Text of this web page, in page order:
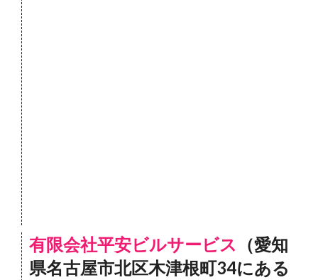
有限会社平安ビルサービス
（愛知
県名古屋市北区木津根町34にある